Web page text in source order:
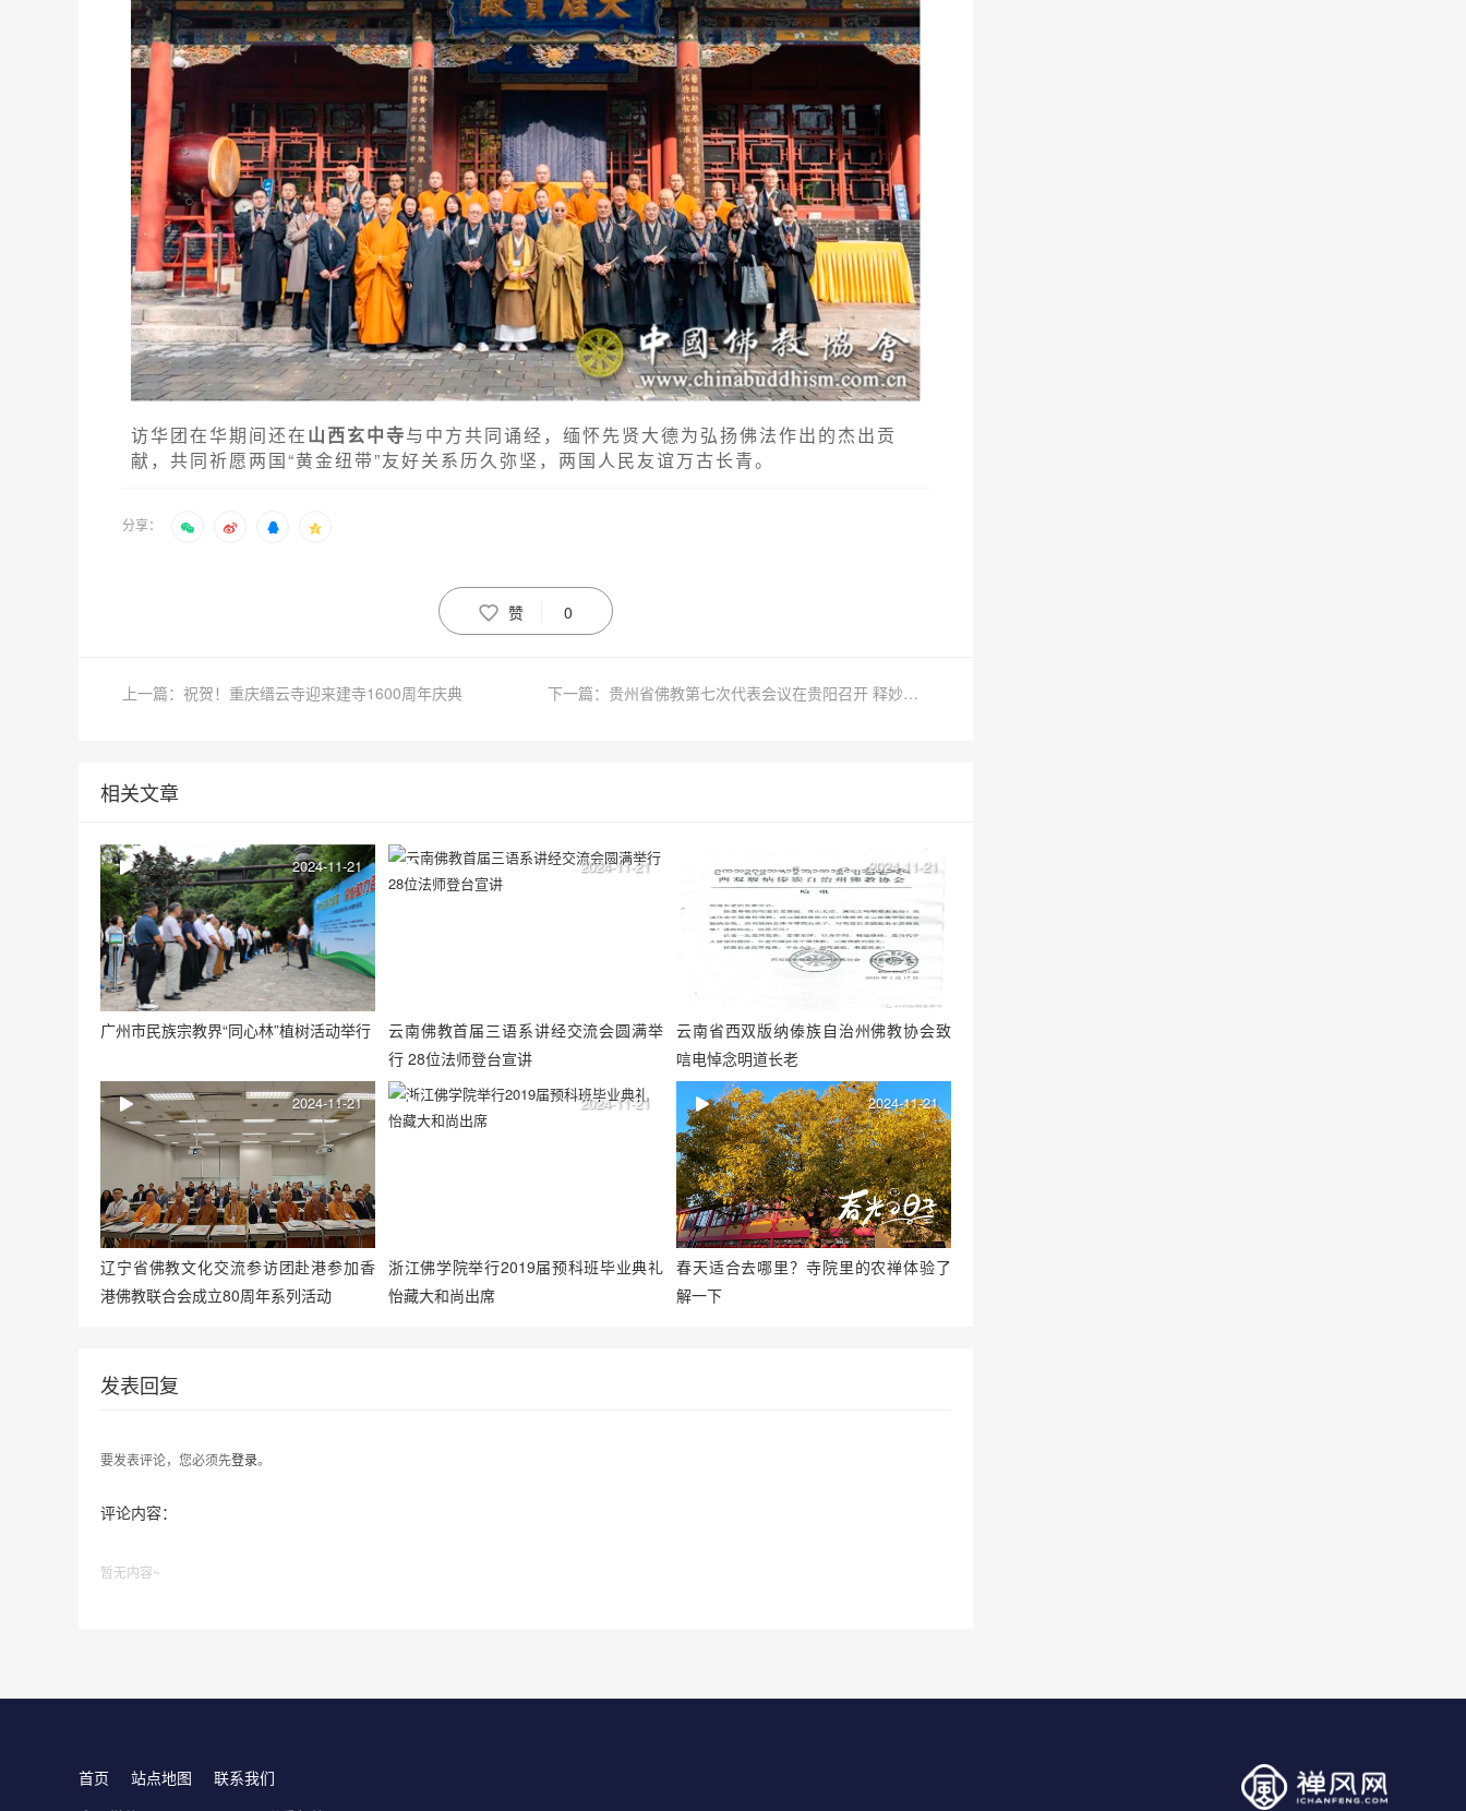
访华团在华期间还在山西玄中寺与中方共同诵经，缅怀先贤大德为弘扬佛法作出的杰出贡
献，共同祈愿两国“黄金纽带”友好关系历久弥坚，两国人民友谊万古长青。
分享：
赞 0
上一篇：祝贺！重庆缙云寺迎来建寺1600周年庆典 下一篇：贵州省佛教第七次代表会议在贵阳召开 释妙果当选会长
相关文章
广州市民族宗教界“同心林”植树活动举行
2024-11-21
云南佛教首届三语系讲经交流会圆满举
行 28位法师登台宣讲
2024-11-21
云南省西双版纳傣族自治州佛教协会致
唁电悼念明道长老
2024-11-21
辽宁省佛教文化交流参访团赴港参加香
港佛教联合会成立80周年系列活动
2024-11-21
浙江佛学院举行2019届预科班毕业典礼
怡藏大和尚出席
2024-11-21
春天适合去哪里？寺院里的农禅体验了
解一下
2024-11-21
发表回复
要发表评论，您必须先登录。
评论内容：
暂无内容~
首页 站点地图
联系我们